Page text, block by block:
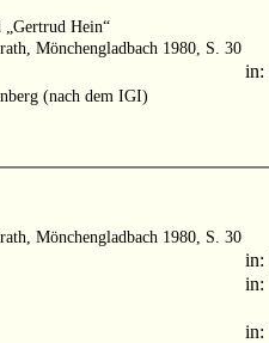
Hein“
Mönchengladbach 1980, S. 30
in:
(nach dem IGI)
Mönchengladbach 1980, S. 30
in:
in:
in: